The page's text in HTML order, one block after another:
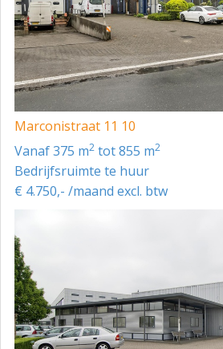
- grotendeels voorzien van
betonvloer
- verwarmd door middel van gas
Marconistraat 11 10
vanaf 375 m2 tot 855 m2
Bedrijfsruimte te huur
€ 4.750,- /maand excl. btw